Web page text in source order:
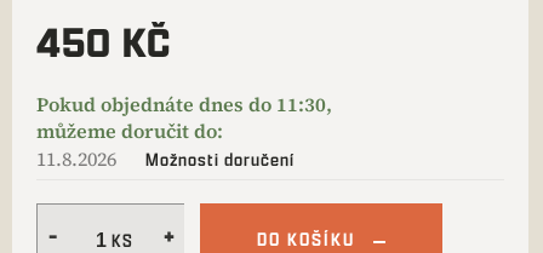
450 KČ
11.8.2026 Možnosti doručení
DO KOŠÍKU